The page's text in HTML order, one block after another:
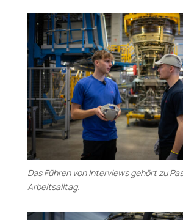
Das Führen von Interviews gehört zu
Arbeitsalltag.